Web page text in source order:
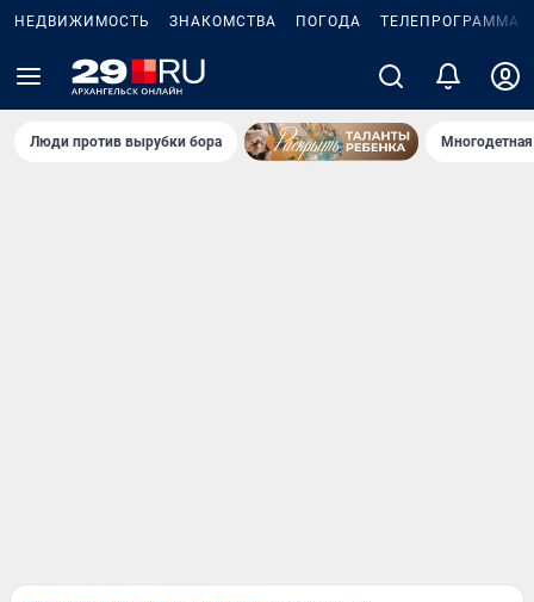
НЕДВИЖИМОСТЬ ЗНАКОМСТВА ПОГОДА ТЕЛЕПРОГРАММА
Люди против вырубки бора